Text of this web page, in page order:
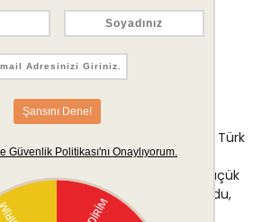
rengi sayesinde mutfak
da dikkat çekici bir görünüm
ev kullanımında sabah
ağırlamalarında ve özel anlarda Türk
kullanıcılar için uygundur. 4
aile içi kullanımda ya da küçük
sunar. İki farklı pişirme modu,
hem de közde pişirilmiş yoğun